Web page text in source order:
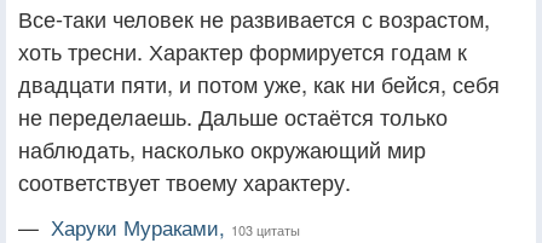
Все-таки человек не развивается с возрастом,
хоть тресни. Характер формируется годам к
двадцати пяти, и потом уже, как ни бейся, себя
не переделаешь. Дальше остаётся только
наблюдать, насколько окружающий мир
соответствует твоему характеру.
— Харуки Мураками, 103 цитаты